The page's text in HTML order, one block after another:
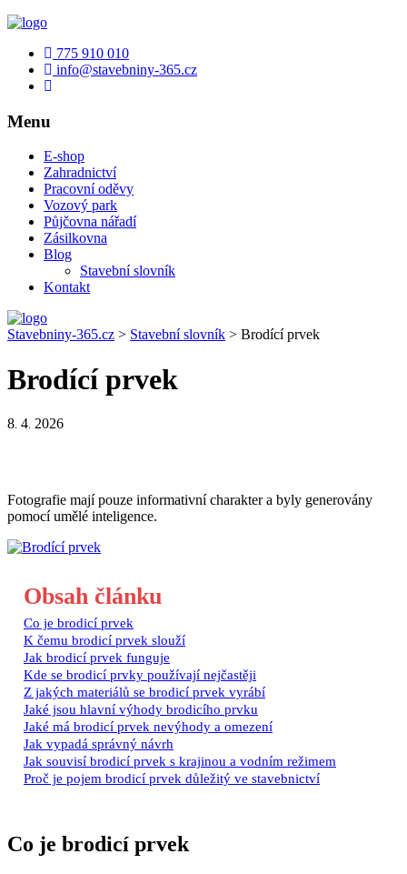
775 910 010
info@stavebniny-365.cz
Menu
E-shop
Zahradnictví
Pracovní oděvy
Vozový park
Půjčovna nářadí
Zásilkovna
Blog
Stavební slovník
Kontakt
Stavebniny-365.cz > Stavební slovník > Brodící prvek
Brodící prvek
8. 4. 2026
Fotografie mají pouze informativní charakter a byly generovány
pomocí umělé inteligence.
Obsah článku
Co je brodicí prvek
K čemu brodicí prvek slouží
Jak brodicí prvek funguje
Kde se brodicí prvky používají nejčastěji
Z jakých materiálů se brodicí prvek vyrábí
Jaké jsou hlavní výhody brodicího prvku
Jaké má brodicí prvek nevýhody a omezení
Jak vypadá správný návrh
Jak souvisí brodicí prvek s krajinou a vodním režimem
Proč je pojem brodicí prvek důležitý ve stavebnictví
Co je brodicí prvek